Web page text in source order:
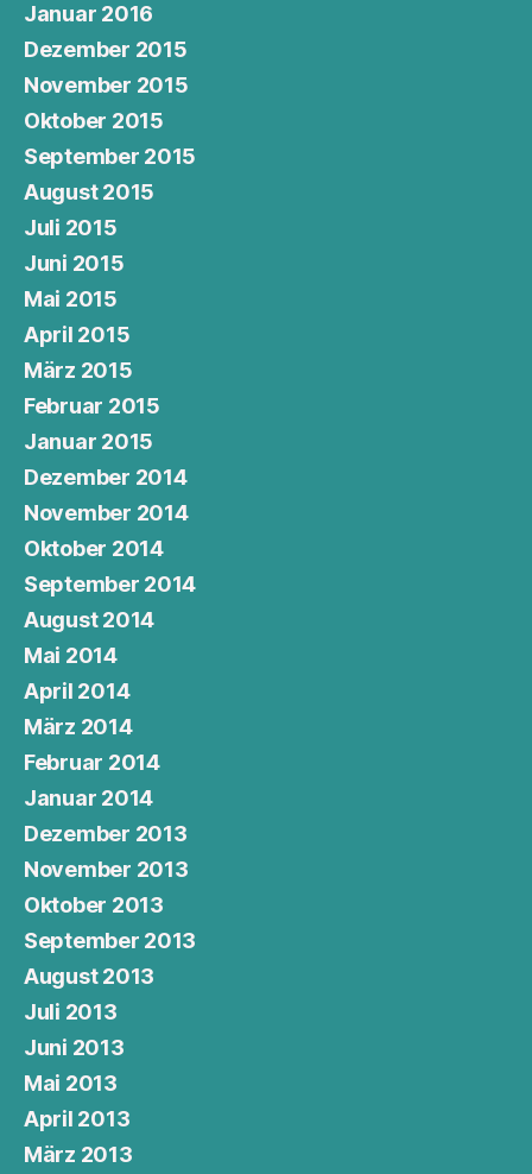
Januar 2016
Dezember 2015
November 2015
Oktober 2015
September 2015
August 2015
Juli 2015
Juni 2015
Mai 2015
April 2015
März 2015
Februar 2015
Januar 2015
Dezember 2014
November 2014
Oktober 2014
September 2014
August 2014
Mai 2014
April 2014
März 2014
Februar 2014
Januar 2014
Dezember 2013
November 2013
Oktober 2013
September 2013
August 2013
Juli 2013
Juni 2013
Mai 2013
April 2013
März 2013